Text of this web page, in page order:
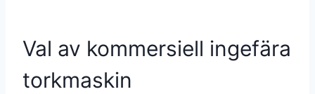
Val av kommersiell ingefära
torkmaskin